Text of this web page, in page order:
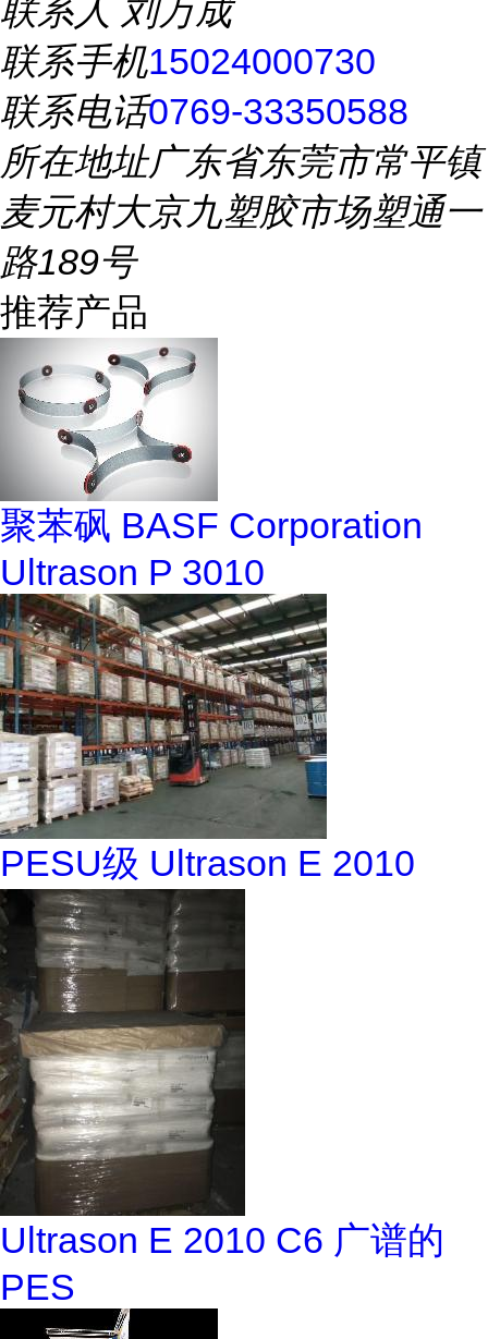
联系人 刘万成
联系手机15024000730
联系电话0769-33350588
所在地址广东省东莞市常平镇
麦元村大京九塑胶市场塑通一
路189号
推荐产品
聚苯砜 BASF Corporation
Ultrason P 3010
PESU级 Ultrason E 2010
Ultrason E 2010 C6 广谱的
PES